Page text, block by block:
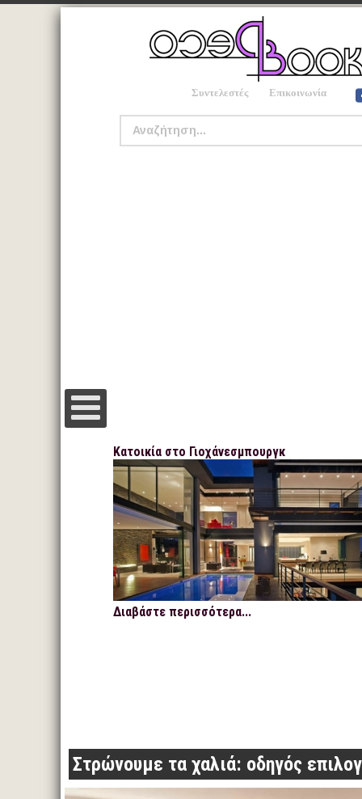
Συντελεστές Επικοινωνία
Κατοικία στο Γιοχάνεσμπουργκ
Διαβάστε περισσότερα...
Στρώνουμε τα χαλιά: οδηγός